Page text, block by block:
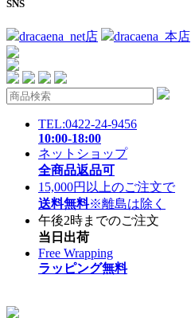
SNS
dracaena_net店 dracaena_本店
TEL:0422-24-9456
10:00-18:00
ネットショップ
全商品返品可
15,000円以上のご注文で
送料無料※離島は除く
午後2時までのご注文
当日出荷
Free Wrapping
ラッピング無料